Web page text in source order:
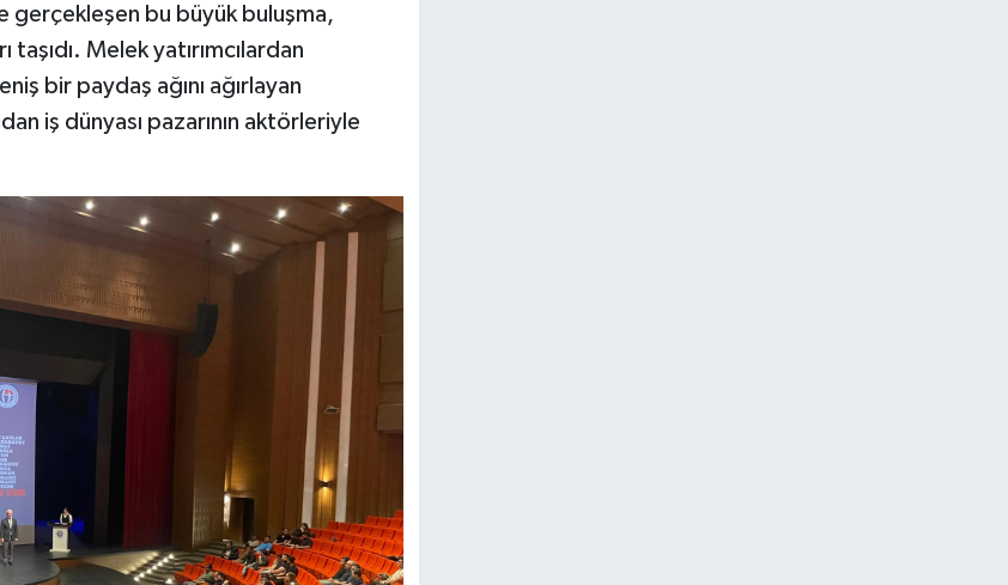
gerçekleşen bu büyük buluşma,
taşıdı. Melek yatırımcılardan
bir paydaş ağını ağırlayan
iş dünyası pazarının aktörleriyle